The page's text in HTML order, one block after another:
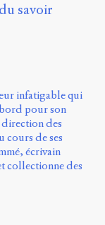
savoir
infatigable qui
pour son
direction des
cours de ses
écrivain
collectionne des